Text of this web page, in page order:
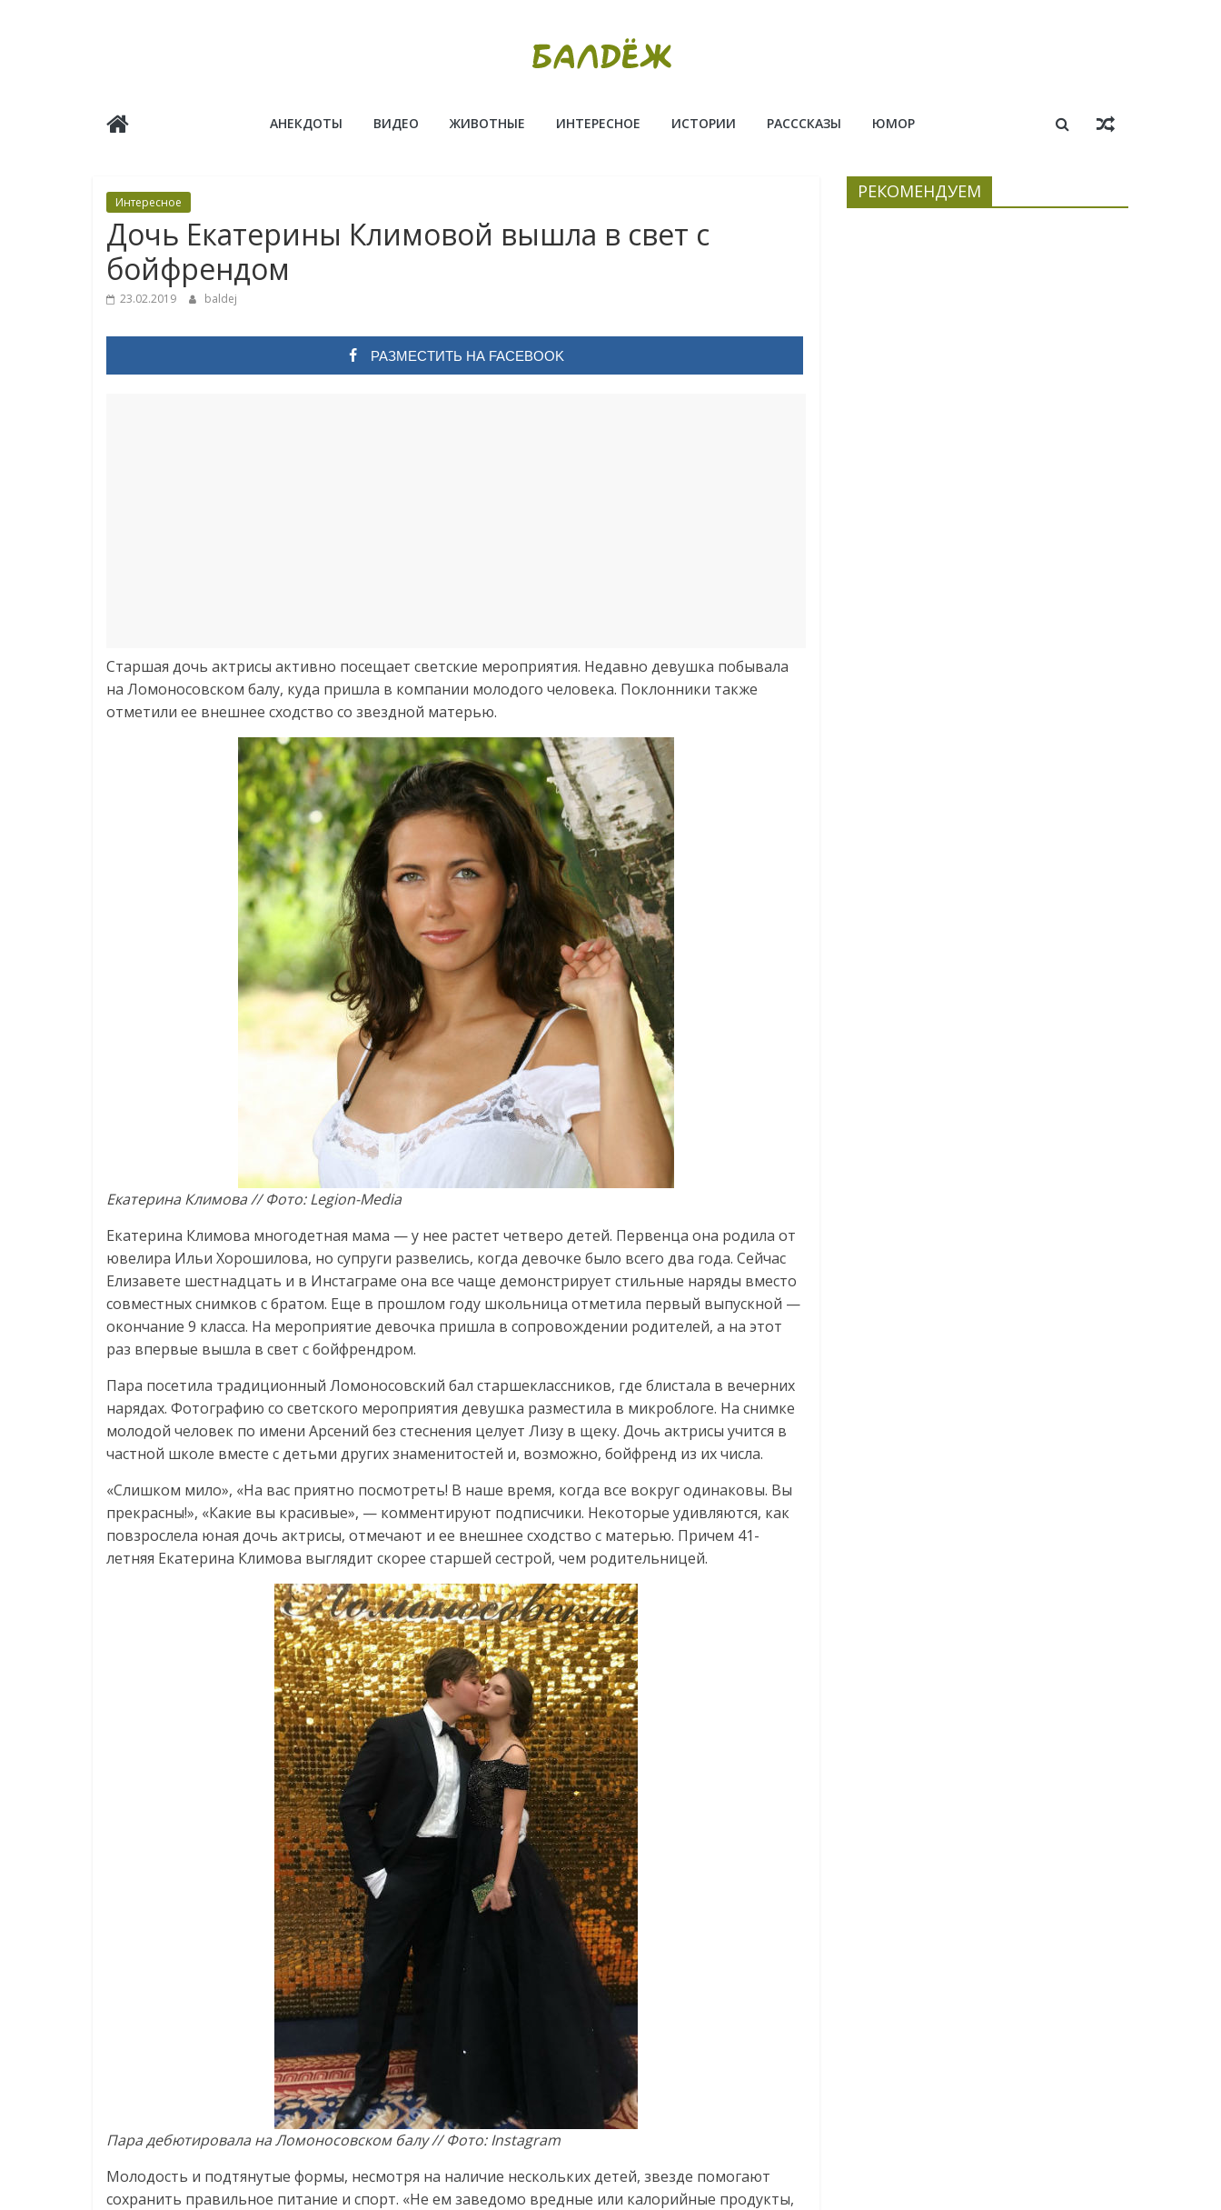
Балдёж АНЕКДОТЫ ВИДЕО ЖИВОТНЫЕ ИНТЕРЕСНОЕ ИСТОРИИ РАСССКАЗЫ ЮМОР
Интересное
Дочь Екатерины Климовой вышла в свет с
бойфрендом
23.02.2019 baldej
РАЗМЕСТИТЬ НА FACEBOOK
Старшая дочь актрисы активно посещает светские мероприятия. Недавно девушка побывала
на Ломоносовском балу, куда пришла в компании молодого человека. Поклонники также
отметили ее внешнее сходство со звездной матерью.
Екатерина Климова // Фото: Legion-Media
Екатерина Климова многодетная мама — у нее растет четверо детей. Первенца она родила от
ювелира Ильи Хорошилова, но супруги развелись, когда девочке было всего два года. Сейчас
Елизавете шестнадцать и в Инстаграме она все чаще демонстрирует стильные наряды вместо
совместных снимков с братом. Еще в прошлом году школьница отметила первый выпускной —
окончание 9 класса. На мероприятие девочка пришла в сопровождении родителей, а на этот
раз впервые вышла в свет с бойфрендром.
Пара посетила традиционный Ломоносовский бал старшеклассников, где блистала в вечерних
нарядах. Фотографию со светского мероприятия девушка разместила в микроблоге. На снимке
молодой человек по имени Арсений без стеснения целует Лизу в щеку. Дочь актрисы учится в
частной школе вместе с детьми других знаменитостей и, возможно, бойфренд из их числа.
«Слишком мило», «На вас приятно посмотреть! В наше время, когда все вокруг одинаковы. Вы
прекрасны!», «Какие вы красивые», — комментируют подписчики. Некоторые удивляются, как
повзрослела юная дочь актрисы, отмечают и ее внешнее сходство с матерью. Причем 41-
летняя Екатерина Климова выглядит скорее старшей сестрой, чем родительницей.
Пара дебютировала на Ломоносовском балу // Фото: Instagram
Молодость и подтянутые формы, несмотря на наличие нескольких детей, звезде помогают
сохранить правильное питание и спорт. «Не ем заведомо вредные или калорийные продукты,
РЕКОМЕНДУЕМ